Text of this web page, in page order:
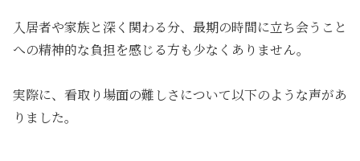
入居者や家族と深く関わる分、最期の時間に立ち会うこと
への精神的な負担を感じる方も少なくありません。
実際に、看取り場面の難しさについて以下のような声があ
りました。